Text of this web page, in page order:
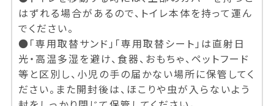
はずれる場合があるので、トイレ本体を持って運ん
でください。
●「専用取替サンド」「専用取替シート」は直射日
光・高温多湿を避け、食器、おもちゃ、ペットフード
等と区別し、小児の手の届かない場所に保管してく
ださい。また開封後は、ほこりや虫が入らないよう